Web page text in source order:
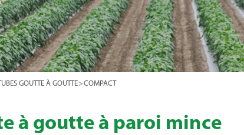
GOUTTE À GOUTTE>COMPACT
à goutte à paroi mince